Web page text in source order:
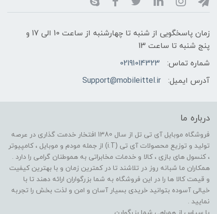
زمان پاسخگویی از شنبه تا چهارشنبه از ساعت 10 الی 17 و
پنج شنبه تا ساعت 13
شماره تماس:
02191014323
آدرس ایمیل:
Support@mobileittel.ir
درباره ما
فروشگاه موبایل آی تی تل از سال 1380 افتخار خدمت گذاری در عرصه
تولید و توزیع محصولات آی تی (i.T) از جمله مودم و موبایل ، کامپیوتر
، کنسول های بازی ، کالا و خدمات مخابراتی به هموطنان گرامی را دارد .
همکاران ما شبانه روز در تلاشند تا در کمترین زمان و با بهترین کیفیت
و قیمت کالا ها را در این فروشگاه به شما بزرگواران ارائه دهند تا با
خیالی آسوده بتوانید خریدی بسیار آسان و امن و لذت بخش را تجربه
نمایید .